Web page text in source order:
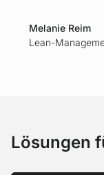
Melanie Reim
Lean-
Lösungen